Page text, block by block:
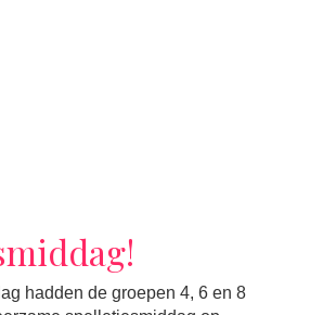
hadden de groepen 4, 6 en 8